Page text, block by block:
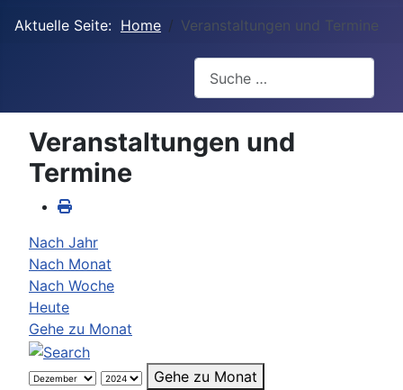
Aktuelle Seite: Home Veranstaltungen und Termine
Veranstaltungen und
Termine
Nach Jahr
Nach Monat
Nach Woche
Heute
Gehe zu Monat
Gehe zu Monat